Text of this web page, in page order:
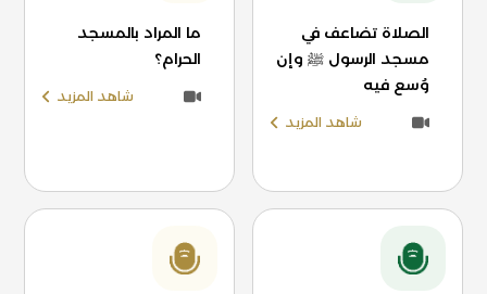
الصلاة تضاعف في
مسجد الرسول ﷺ وإن
وُسع فيه
شاهد المزيد
ما المراد بالمسجد
الحرام؟
شاهد المزيد